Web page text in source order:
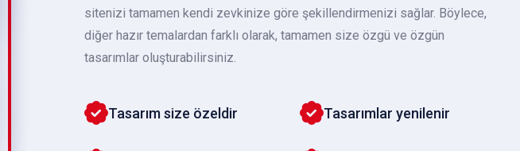
sitenizi tamamen kendi zevkinize göre şekillendirmenizi sağlar. Böylece,
diğer hazır temalardan farklı olarak, tamamen size özgü ve özgün
tasarımlar oluşturabilirsiniz.
Tasarım size özeldir Tasarımlar yenilenir